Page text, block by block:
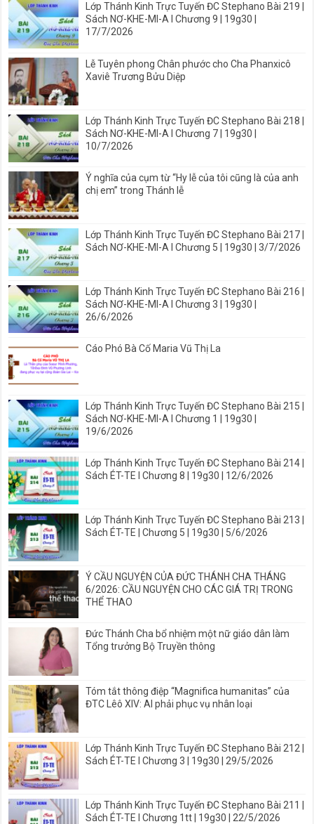
Lớp Thánh Kinh Trực Tuyến ĐC Stephano Bài 219 |
Sách NƠ-KHE-MI-A I Chương 9 | 19g30 |
17/7/2026
Lễ Tuyên phong Chân phước cho Cha Phanxicô
Xaviê Trương Bửu Diệp
Lớp Thánh Kinh Trực Tuyến ĐC Stephano Bài 218 |
Sách NƠ-KHE-MI-A I Chương 7 | 19g30 |
10/7/2026
Ý nghĩa của cụm từ “Hy lễ của tôi cũng là của anh
chị em” trong Thánh lễ
Lớp Thánh Kinh Trực Tuyến ĐC Stephano Bài 217 |
Sách NƠ-KHE-MI-A I Chương 5 | 19g30 | 3/7/2026
Lớp Thánh Kinh Trực Tuyến ĐC Stephano Bài 216 |
Sách NƠ-KHE-MI-A I Chương 3 | 19g30 |
26/6/2026
Cáo Phó Bà Cố Maria Vũ Thị La
Lớp Thánh Kinh Trực Tuyến ĐC Stephano Bài 215 |
Sách NƠ-KHE-MI-A I Chương 1 | 19g30 |
19/6/2026
Lớp Thánh Kinh Trực Tuyến ĐC Stephano Bài 214 |
Sách ÉT-TE I Chương 8 | 19g30 | 12/6/2026
Lớp Thánh Kinh Trực Tuyến ĐC Stephano Bài 213 |
Sách ÉT-TE | Chương 5 | 19g30 | 5/6/2026
Ý CẦU NGUYỆN CỦA ĐỨC THÁNH CHA THÁNG
6/2026: CẦU NGUYỆN CHO CÁC GIÁ TRỊ TRONG
THỂ THAO
Đức Thánh Cha bổ nhiệm một nữ giáo dân làm
Tổng trưởng Bộ Truyền thông
Tóm tắt thông điệp “Magnifica humanitas” của
ĐTC Lêô XIV: AI phải phục vụ nhân loại
Lớp Thánh Kinh Trực Tuyến ĐC Stephano Bài 212 |
Sách ÉT-TE I Chương 3 | 19g30 | 29/5/2026
Lớp Thánh Kinh Trực Tuyến ĐC Stephano Bài 211 |
Sách ÉT-TE I Chương 1tt | 19g30 | 22/5/2026